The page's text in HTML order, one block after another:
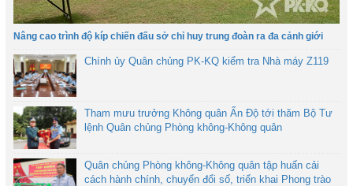
Nâng cao trình độ kíp chiến đấu sở chỉ huy trung đoàn ra đa cảnh giới
Chính ủy Quân chủng PK-KQ kiểm tra Nhà máy Z119
Tham mưu trưởng Không quân Ấn Độ tới thăm Bộ Tư
lệnh Quân chủng Phòng không-Không quân
Quân chủng Phòng không-Không quân tập huấn cải
cách hành chính, chuyển đổi số, triển khai Phong trào